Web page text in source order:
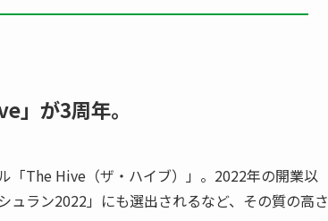
」が3周年。
「The Hive（ザ・ハイブ）」。2022年の開業以
ラン2022」にも選出されるなど、その質の高さ